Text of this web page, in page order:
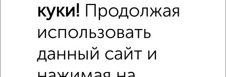
Средняя цена район
Средняя цена по городу
Похожие предложения рядом
куки! Продолжая
использовать
данный сайт и